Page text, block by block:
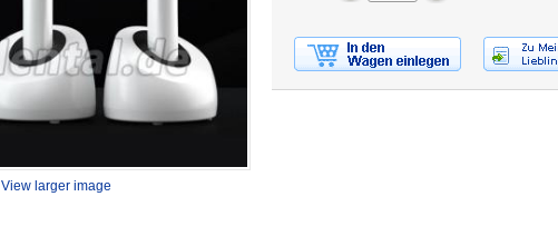
View larger image